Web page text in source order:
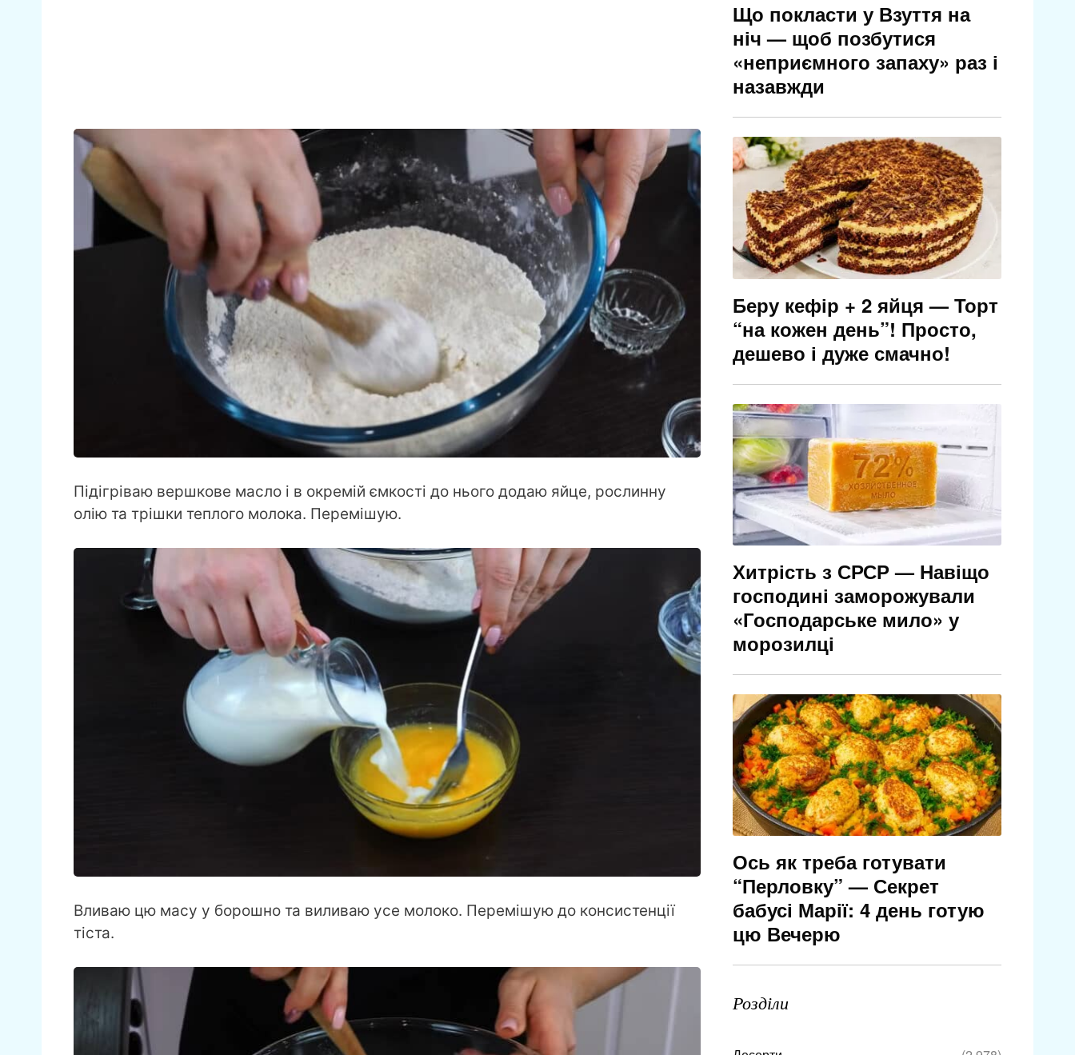
Підігріваю вершкове масло і в окремій ємкості до нього додаю яйце, рослинну
олію та трішки теплого молока. Перемішую.
Вливаю цю масу у борошно та виливаю усе молоко. Перемішую до консистенції
тіста.
Що покласти у Взуття на
ніч — щоб позбутися
«неприємного запаху» раз і
назавжди
Беру кефір + 2 яйця — Торт
“на кожен день”! Просто,
дешево і дуже смачно!
Хитрість з СРСР — Навіщо
господині заморожували
«Господарське мило» у
морозилці
Ось як треба готувати
“Перловку” — Секрет
бабусі Марії: 4 день готую
цю Вечерю
Розділи